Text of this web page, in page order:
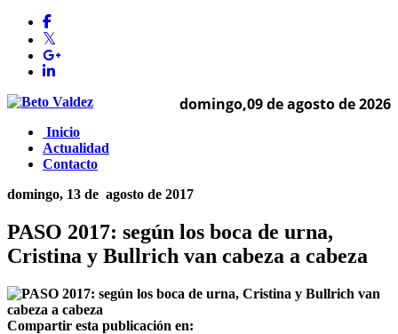
domingo,09 de agosto de 2026
Inicio
Actualidad
Contacto
domingo, 13 de agosto de 2017
PASO 2017: según los boca de urna,
Cristina y Bullrich van cabeza a cabeza
Compartir esta publicación en: